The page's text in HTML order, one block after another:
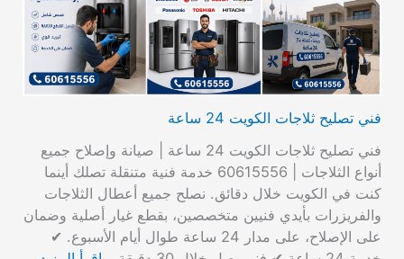
فني تصليح ثلاجات الكويت 24 ساعة
فني تصليح ثلاجات الكويت 24 ساعة | صيانة وإصلاح جميع
أنواع الثلاجات | 60615556 خدمة فنية متنقلة تصلك أينما
كنت في الكويت خلال دقائق. نصلح جميع أعطال الثلاجات
والفريزرات بأيدي فنيين متخصصين، بقطع غيار أصلية وضمان
على الإصلاح، على مدار 24 ساعة طوال أيام الأسبوع. ✔